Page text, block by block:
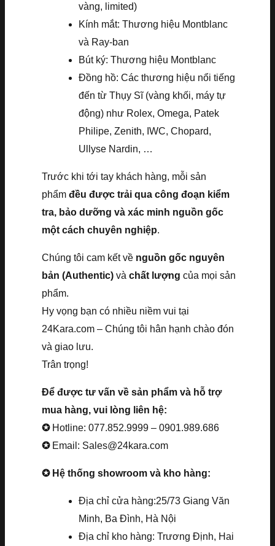
vàng, limited)
Kính mắt: Thương hiệu Montblanc
và Ray-ban
Bút ký: Thương hiệu Montblanc
Đồng hồ: Các thương hiệu nổi tiếng
đến từ Thụy Sĩ (vàng khối, máy tự
động) như Rolex, Omega, Patek
Philipe, Zenith, IWC, Chopard,
Ullyse Nardin, …
Trước khi tới tay khách hàng, mỗi sản
phẩm đều được trải qua công đoạn kiểm
tra, bảo dưỡng và xác minh nguồn gốc
một cách chuyên nghiệp.
Chúng tôi cam kết về nguồn gốc nguyên
bản (Authentic) và chất lượng của mọi sản
phẩm.
Hy vọng bạn có nhiều niềm vui tại
24Kara.com – Chúng tôi hân hạnh chào đón
và giao lưu.
Trân trọng!
Để được tư vấn về sản phẩm và hỗ trợ
mua hàng, vui lòng liên hệ:
✪ Hotline: 077.852.9999 – 0901.989.686
✪ Email: Sales@24kara.com
✪ Hệ thống showroom và kho hàng:
Địa chỉ cửa hàng:25/73 Giang Văn
Minh, Ba Đình, Hà Nội
Địa chỉ kho hàng: Trương Định, Hai